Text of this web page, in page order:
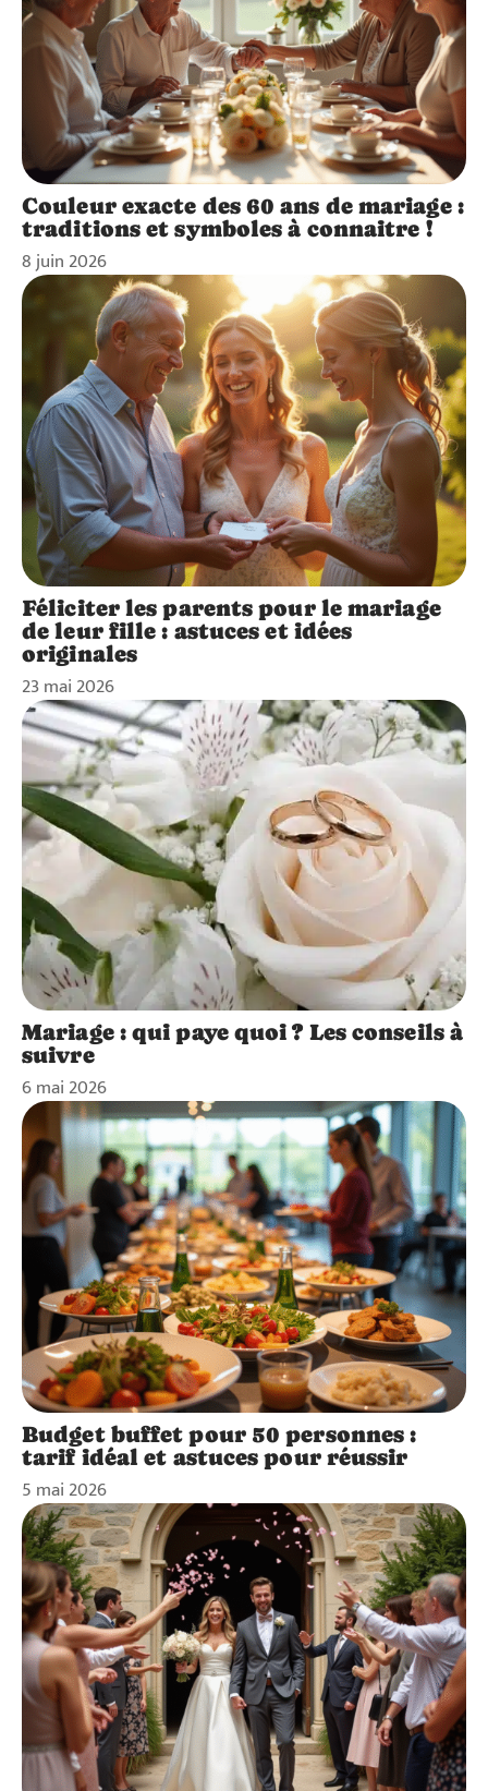
Couleur exacte des 60 ans de mariage :
traditions et symboles à connaitre !
8 juin 2026
Féliciter les parents pour le mariage
de leur fille : astuces et idées
originales
23 mai 2026
Mariage : qui paye quoi ? Les conseils à
suivre
6 mai 2026
Budget buffet pour 50 personnes :
tarif idéal et astuces pour réussir
5 mai 2026